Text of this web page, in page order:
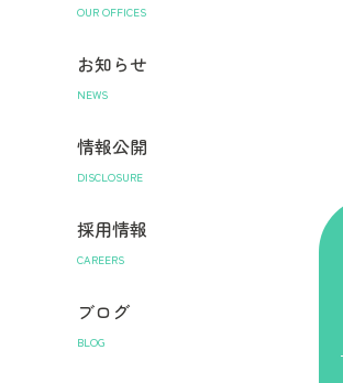
OUR OFFICES
お知らせ
NEWS
情報公開
DISCLOSURE
採用情報
CAREERS
ブログ
BLOG